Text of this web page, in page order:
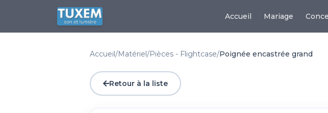
Accueil Mariage
Accueil/Matériel/Pièces - Flightcase/Poignée encastrée grand
Retour à la liste